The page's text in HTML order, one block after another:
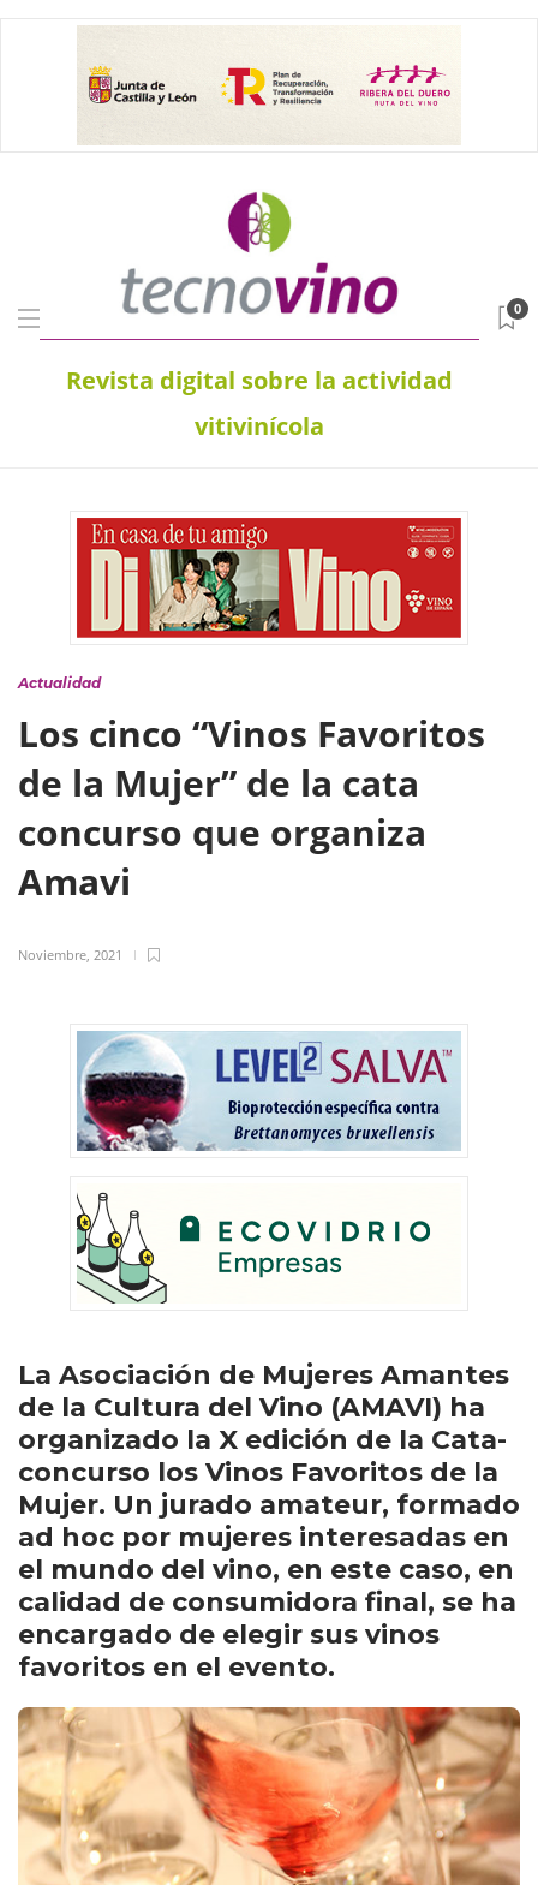
Revista digital sobre la actividad
vitivinícola
0
Actualidad
Los cinco “Vinos Favoritos
de la Mujer” de la cata
concurso que organiza
Amavi
Noviembre, 2021
La Asociación de Mujeres Amantes
de la Cultura del Vino (AMAVI) ha
organizado la X edición de la Cata-
concurso los Vinos Favoritos de la
Mujer. Un jurado amateur, formado
ad hoc por mujeres interesadas en
el mundo del vino, en este caso, en
calidad de consumidora final, se ha
encargado de elegir sus vinos
favoritos en el evento.